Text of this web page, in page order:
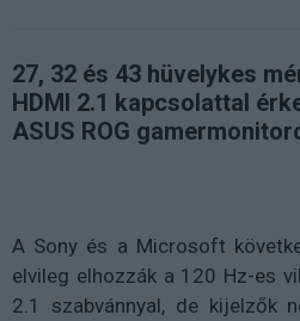
27, 32 és 43 hüvelykes
HDMI 2.1 kapcsolattal
ASUS ROG
A Sony és a Microsoft
elvileg elhozzák a 120 Hz-es
2.1 szabvánnyal, de kijelzők